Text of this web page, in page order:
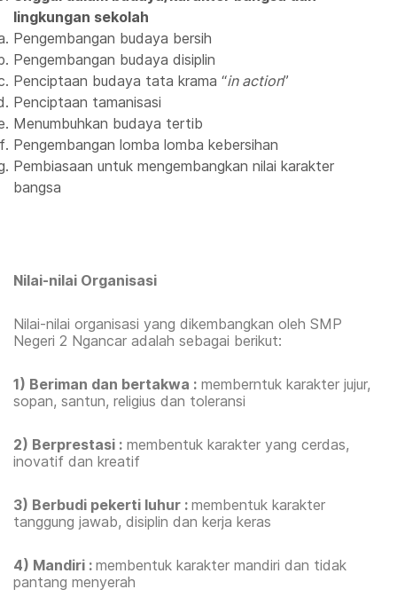
lingkungan sekolah
Pengembangan budaya bersih
Pengembangan budaya disiplin
Penciptaan budaya tata krama “in action”
Penciptaan tamanisasi
Menumbuhkan budaya tertib
Pengembangan lomba lomba kebersihan
Pembiasaan untuk mengembangkan nilai karakter
bangsa
Nilai-nilai Organisasi
Nilai-nilai organisasi yang dikembangkan oleh SMP
Negeri 2 Ngancar adalah sebagai berikut:
1) Beriman dan bertakwa : memberntuk karakter jujur,
sopan, santun, religius dan toleransi
2) Berprestasi : membentuk karakter yang cerdas,
inovatif dan kreatif
3) Berbudi pekerti luhur : membentuk karakter
tanggung jawab, disiplin dan kerja keras
4) Mandiri : membentuk karakter mandiri dan tidak
pantang menyerah